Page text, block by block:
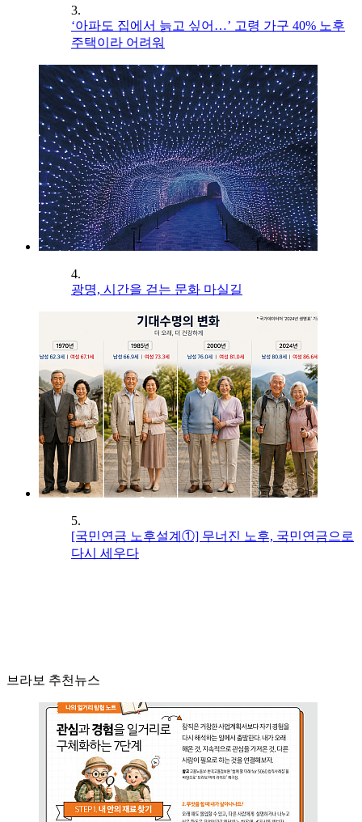
3.
‘아파도 집에서 늙고 싶어…’ 고령 가구 40% 노후
주택이라 어려워
4.
광명, 시간을 걷는 문화 마실길
5.
[국민연금 노후설계①] 무너진 노후, 국민연금으로
다시 세우다
브라보 추천뉴스